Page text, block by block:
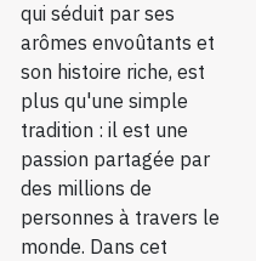
qui séduit par ses
arômes envoûtants et
son histoire riche, est
plus qu'une simple
tradition : il est une
passion partagée par
des millions de
personnes à travers le
monde. Dans cet